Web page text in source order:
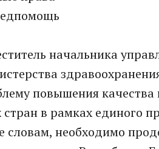
начальника
повышения качества
стран в рамках единого
словам, необходимо